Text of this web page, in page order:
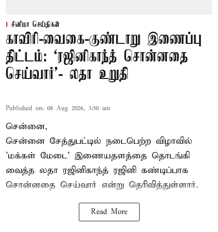
சினிமா செய்திகள்
காவிரி-வைகை-குண்டாறு இணைப்பு
திட்டம்: ‘ரஜினிகாந்த் சொன்னதை
செய்வார்’- லதா உறுதி
Published on: 08 Aug 2026, 3:50 am
சென்னை,
சென்னை சேத்துபட்டில் நடைபெற்ற விழாவில்
'மக்கள் மேடை' இணையதளத்தை தொடங்கி
வைத்த லதா ரஜினிகாந்த் ரஜினி கண்டிப்பாக
சொன்னதை செய்வார் என்று தெரிவித்துள்ளார்.
Read More